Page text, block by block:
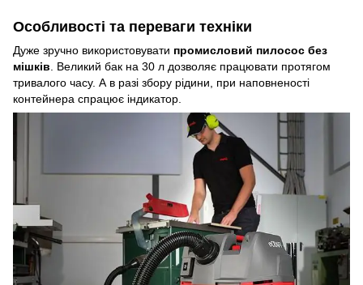
Особливості та переваги техніки
Дуже зручно використовувати промисловий пилосос без
мішків . Великий бак на 30 л дозволяє працювати протягом
тривалого часу. А в разі збору рідини, при наповненості
контейнера спрацює індикатор.